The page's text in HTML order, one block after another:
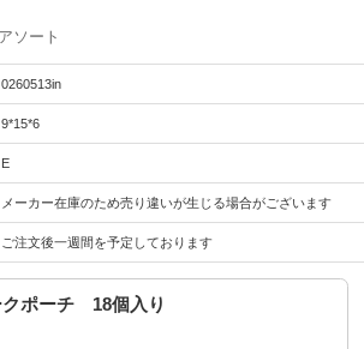
ソート
0260513in
9*15*6
E
メーカー在庫のため売り違いが生じる場合がございます
ご注文後一週間を予定しております
ポーチ 18個入り